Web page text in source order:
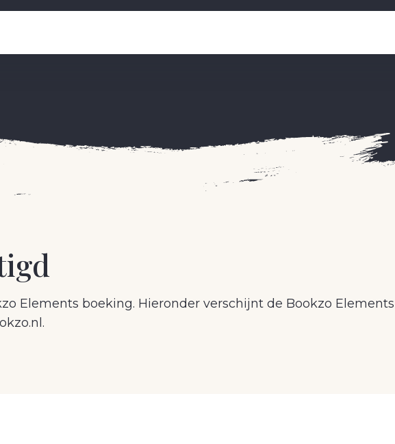
Elements boeking. Hieronder verschijnt de Bookzo